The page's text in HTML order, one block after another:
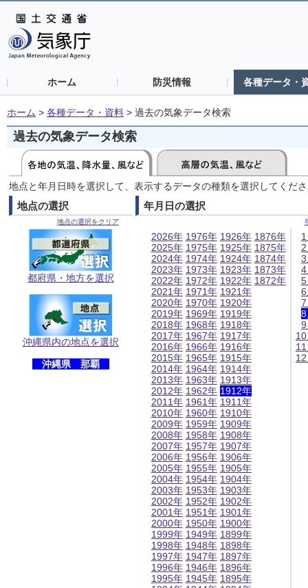
ホーム 防災情報 各種データ・
ホーム > 各種データ・資料 > 過去の気象データ検索
過去の気象データ検索
地点と年月日時を選択して、表示するデータの種類を選択してくだ
地点の選択
地点の選択をクリア
都府県・地方を選択
沖縄県内の地点を選択
沖縄県 那覇
年月日の選択
2026年
2025年
2024年
2023年
2022年
2021年
2020年
2019年
2018年
2017年
2016年
2015年
2014年
2013年
2012年
2011年
2010年
2009年
2008年
2007年
2006年
2005年
2004年
2003年
2002年
2001年
2000年
1999年
1998年
1997年
1996年
1995年
1976年
1975年
1974年
1973年
1972年
1971年
1970年
1969年
1968年
1967年
1966年
1965年
1964年
1963年
1962年
1961年
1960年
1959年
1958年
1957年
1956年
1955年
1954年
1953年
1952年
1951年
1950年
1949年
1948年
1947年
1946年
1945年
1926年
1925年
1924年
1923年
1922年
1921年
1920年
1919年
1918年
1917年
1916年
1915年
1914年
1913年
1912年
1911年
1910年
1909年
1908年
1907年
1906年
1905年
1904年
1903年
1902年
1901年
1900年
1899年
1898年
1897年
1896年
1895年
1876年
1875年
1874年
1873年
1872年